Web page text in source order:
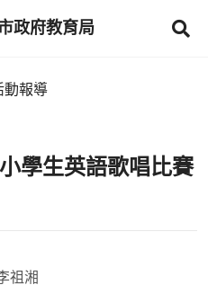
政府教育局
動報導
學生英語歌唱比賽
祖湘